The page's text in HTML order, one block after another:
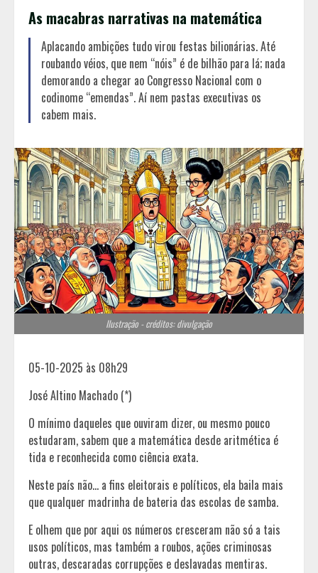
As macabras narrativas na matemática
Aplacando ambições tudo virou festas bilionárias. Até
roubando véios, que nem “nóis” é de bilhão para lá; nada
demorando a chegar ao Congresso Nacional com o
codinome “emendas”. Aí nem pastas executivas os
cabem mais.
Ilustração - créditos: divulgação
05-10-2025 às 08h29
José Altino Machado (*)
O mínimo daqueles que ouviram dizer, ou mesmo pouco
estudaram, sabem que a matemática desde aritmética é
tida e reconhecida como ciência exata.
Neste país não… a fins eleitorais e políticos, ela baila mais
que qualquer madrinha de bateria das escolas de samba.
E olhem que por aqui os números cresceram não só a tais
usos políticos, mas também a roubos, ações criminosas
outras, descaradas corrupções e deslavadas mentiras.